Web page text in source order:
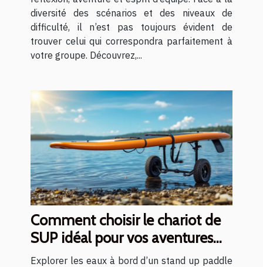
diversité des scénarios et des niveaux de
difficulté, il n’est pas toujours évident de
trouver celui qui correspondra parfaitement à
votre groupe. Découvrez,...
Comment choisir le chariot de
SUP idéal pour vos aventures
aquatiques ?
Explorer les eaux à bord d’un stand up paddle